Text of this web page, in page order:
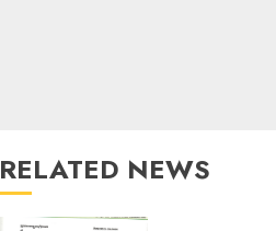
RELATED NEWS